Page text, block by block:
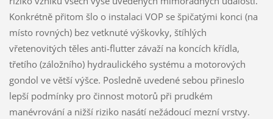
Konkrétně přitom šlo o instalaci VOP se špičatými konci (na
místo rovných) bez vetknuté výškovky, štíhlých
vřetenovitých těles anti-flutter závaží na koncích křídla,
třetího (záložního) hydraulického systému a motorových
gondol ve větší výšce. Posledně uvedené sebou přineslo
lepší podmínky pro činnost motorů při prudkém
manévrování a nižší riziko nasátí nežádoucí mezní vrstvy.